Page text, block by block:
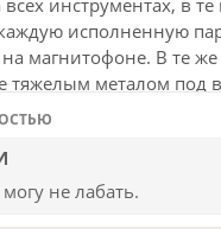
инструментах, в
исполненную
магнитофоне. В те же
тяжелым металом под
что послужило
было для меня
развить
не лабать.